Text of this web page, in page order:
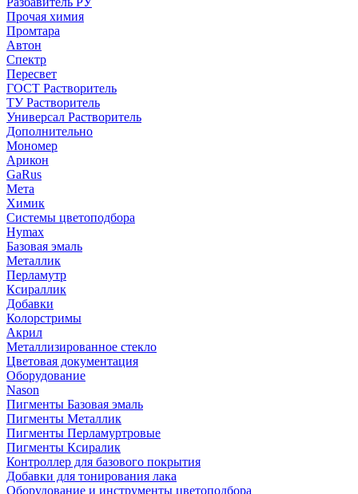
Прочая химия
Промтара
Автон
Спектр
Пересвет
ГОСТ Растворитель
ТУ Растворитель
Универсал Растворитель
Дополнительно
Мономер
Арикон
GaRus
Мета
Химик
Системы цветоподбора
Hymax
Базовая эмаль
Металлик
Перламутр
Ксираллик
Добавки
Колорстримы
Акрил
Металлизированное стекло
Цветовая документация
Оборудование
Nason
Пигменты Базовая эмаль
Пигменты Металлик
Пигменты Перламуртровые
Пигменты Ксиралик
Контроллер для базового покрытия
Добавки для тонирования лака
Оборудование и инструменты цветоподбора